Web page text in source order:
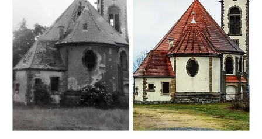
Výklenková kaple u vodojemu v severní
části Kozel
Kaple u kostela svatého Jakuba Většího
(Staršího) u Lahovic
Kostel svatého Jakuba Většího (Staršího) u
Lahovic
Kostel svatých Petra a Pavla v Želkovicích
Kaple Panny Marie Bolestné v Benešově